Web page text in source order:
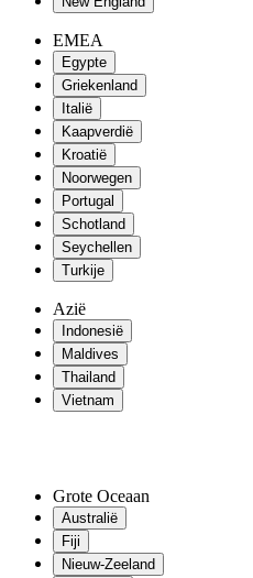
EMEA
Egypte
Griekenland
Italië
Kaapverdië
Kroatië
Noorwegen
Portugal
Schotland
Seychellen
Turkije
Azië
Indonesië
Maldives
Thailand
Vietnam
Grote Oceaan
Australië
Fiji
Nieuw-Zeeland